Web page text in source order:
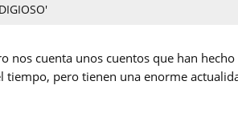
nos cuenta unos cuentos que han
tiempo, pero tienen una enorme